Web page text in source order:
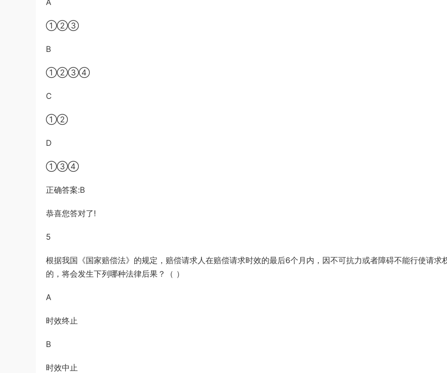
A
①②③
B
①②③④
C
①②
D
①③④
正确答案:B
恭喜您答对了!
5
根据我国《国家赔偿法》的规定，赔偿请求人在赔偿请求时效的最后6个月内，因不可抗力或者障碍不能行使请求
的，将会发生下列哪种法律后果？（ ）
A
时效终止
B
时效中止